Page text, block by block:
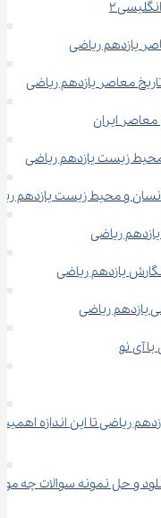
۲
یازدهم ریاضی
معاصر یازدهم ریاضی
معاصر ایران
محیط زیست یازدهم ریاضی
انسان و محیط زیست یازدهم
یازدهم ریاضی
آی نو
ریاضی تا این اندازه
و حل نمونه سوالات چه